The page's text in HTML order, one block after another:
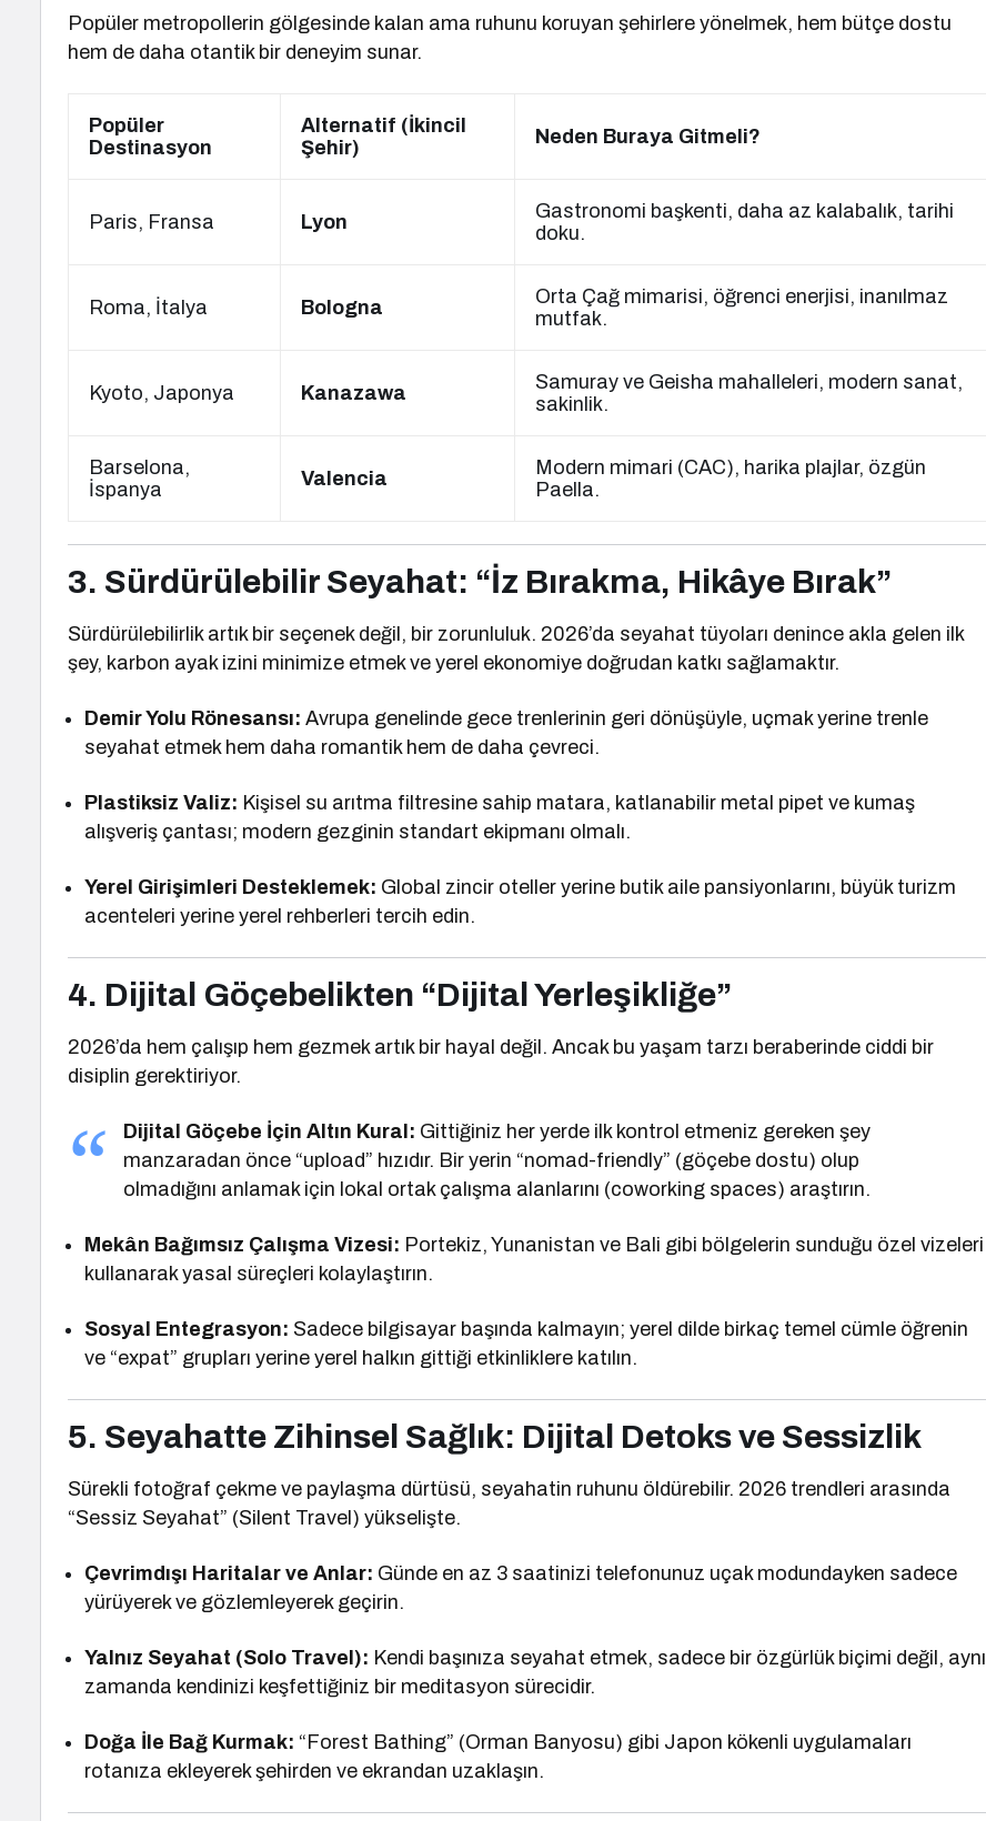
Popüler metropollerin gölgesinde kalan ama ruhunu koruyan şehirlere yönelmek, hem bütçe dostu
hem de daha otantik bir deneyim sunar.
Popüler
Destinasyon
Alternatif (İkincil
Şehir)
Neden Buraya Gitmeli?
Paris, Fransa Lyon
Gastronomi başkenti, daha az kalabalık, tarihi
doku.
Roma, İtalya Bologna
Orta Çağ mimarisi, öğrenci enerjisi, inanılmaz
mutfak.
Kyoto, Japonya Kanazawa
Samuray ve Geisha mahalleleri, modern sanat,
sakinlik.
Barselona,
İspanya
Valencia
Modern mimari (CAC), harika plajlar, özgün
Paella.
3. Sürdürülebilir Seyahat: “İz Bırakma, Hikâye Bırak”
Sürdürülebilirlik artık bir seçenek değil, bir zorunluluk. 2026’da seyahat tüyoları denince akla gelen ilk
şey, karbon ayak izini minimize etmek ve yerel ekonomiye doğrudan katkı sağlamaktır.
Demir Yolu Rönesansı: Avrupa genelinde gece trenlerinin geri dönüşüyle, uçmak yerine trenle
seyahat etmek hem daha romantik hem de daha çevreci.
Plastiksiz Valiz: Kişisel su arıtma filtresine sahip matara, katlanabilir metal pipet ve kumaş
alışveriş çantası; modern gezginin standart ekipmanı olmalı.
Yerel Girişimleri Desteklemek: Global zincir oteller yerine butik aile pansiyonlarını, büyük turizm
acenteleri yerine yerel rehberleri tercih edin.
4. Dijital Göçebelikten “Dijital Yerleşikliğe”
2026’da hem çalışıp hem gezmek artık bir hayal değil. Ancak bu yaşam tarzı beraberinde ciddi bir
disiplin gerektiriyor.
Dijital Göçebe İçin Altın Kural: Gittiğiniz her yerde ilk kontrol etmeniz gereken şey
manzaradan önce “upload” hızıdır. Bir yerin “nomad-friendly” (göçebe dostu) olup
olmadığını anlamak için lokal ortak çalışma alanlarını (coworking spaces) araştırın.
Mekân Bağımsız Çalışma Vizesi: Portekiz, Yunanistan ve Bali gibi bölgelerin sunduğu özel vizeleri
kullanarak yasal süreçleri kolaylaştırın.
Sosyal Entegrasyon: Sadece bilgisayar başında kalmayın; yerel dilde birkaç temel cümle öğrenin
ve “expat” grupları yerine yerel halkın gittiği etkinliklere katılın.
5. Seyahatte Zihinsel Sağlık: Dijital Detoks ve Sessizlik
Sürekli fotoğraf çekme ve paylaşma dürtüsü, seyahatin ruhunu öldürebilir. 2026 trendleri arasında
“Sessiz Seyahat” (Silent Travel) yükselişte.
Çevrimdışı Haritalar ve Anlar: Günde en az 3 saatinizi telefonunuz uçak modundayken sadece
yürüyerek ve gözlemleyerek geçirin.
Yalnız Seyahat (Solo Travel): Kendi başınıza seyahat etmek, sadece bir özgürlük biçimi değil, aynı
zamanda kendinizi keşfettiğiniz bir meditasyon sürecidir.
Doğa İle Bağ Kurmak: “Forest Bathing” (Orman Banyosu) gibi Japon kökenli uygulamaları
rotanıza ekleyerek şehirden ve ekrandan uzaklaşın.